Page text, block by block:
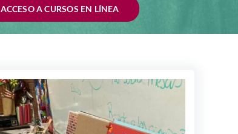
ACCESO A CURSOS EN LÍNEA